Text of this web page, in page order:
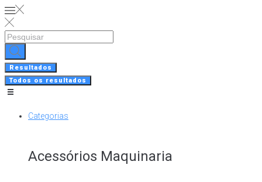
Skip
to
content
Search
Resultados
Todos os resultados
Categorias
Acessórios Maquinaria